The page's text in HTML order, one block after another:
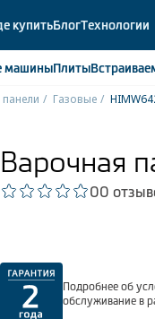
купитьБлогТехнологии
машиныПлиты
Газовые
Варочная
00
Подробнее об
обслуживание в